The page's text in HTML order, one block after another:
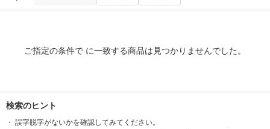
ご指定の条件で に一致する商品は見つかりませんでした。
検索のヒント
誤字脱字がないかを確認してみてください。